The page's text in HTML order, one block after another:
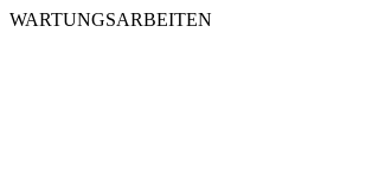
WARTUNGSARBEITEN